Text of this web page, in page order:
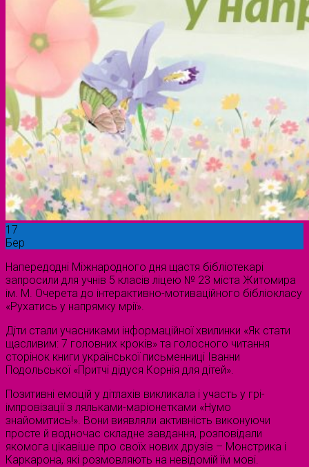
17
Бер
Напередодні Міжнародного дня щастя бібліотекарі
запросили для учнів 5 класів ліцею № 23 міста Житомира
ім. М. Очерета до інтерактивно-мотиваційного бібліокласу
«Рухатись у напрямку мрії».
Діти стали учасниками інформаційної хвилинки «Як стати
щасливим: 7 головних кроків» та голосного читання
сторінок книги української письменниці Іванни
Подольської «Притчі дідуся Корнія для дітей».
Позитивні емоцій у дітлахів викликала і участь у грі-
імпровізації з ляльками-маріонетками «Нумо
знайомитись!». Вони виявляли активність виконуючи
просте й водночас складне завдання, розповідали
якомога цікавіше про своїх нових друзів – Монстрика і
Каркарона, які розмовляють на невідомій їм мові.